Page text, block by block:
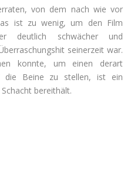
von dem nach wie vor
ist zu wenig, um den Film
deutlich schwächer und
seinerzeit war.
konnte, um einen derart
die Beine zu stellen, ist ein
bereithält.